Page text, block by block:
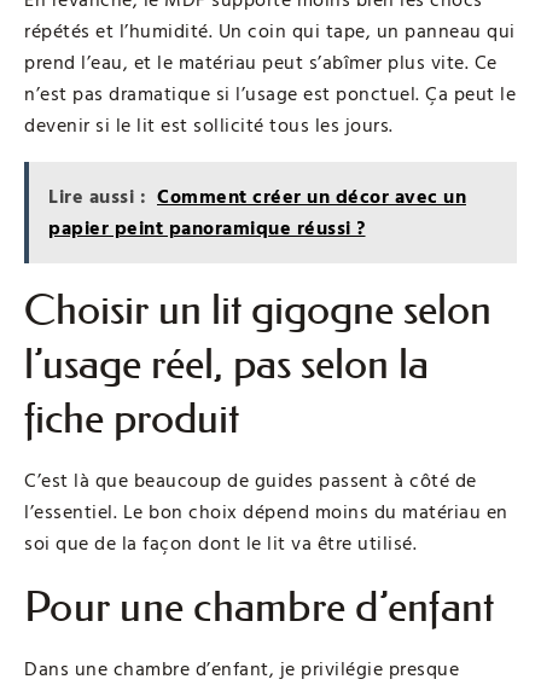
répétés et l’humidité. Un coin qui tape, un panneau qui
prend l’eau, et le matériau peut s’abîmer plus vite. Ce
n’est pas dramatique si l’usage est ponctuel. Ça peut le
devenir si le lit est sollicité tous les jours.
Lire aussi : Comment créer un décor avec un
papier peint panoramique réussi ?
Choisir un lit gigogne selon
l’usage réel, pas selon la
fiche produit
C’est là que beaucoup de guides passent à côté de
l’essentiel. Le bon choix dépend moins du matériau en
soi que de la façon dont le lit va être utilisé.
Pour une chambre d’enfant
Dans une chambre d’enfant, je privilégie presque